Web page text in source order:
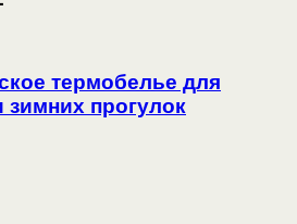
термобелье для
зимних прогулок